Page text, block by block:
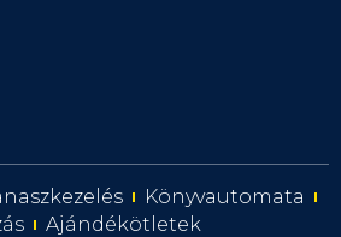
Könyvautomata
Ajándékötletek